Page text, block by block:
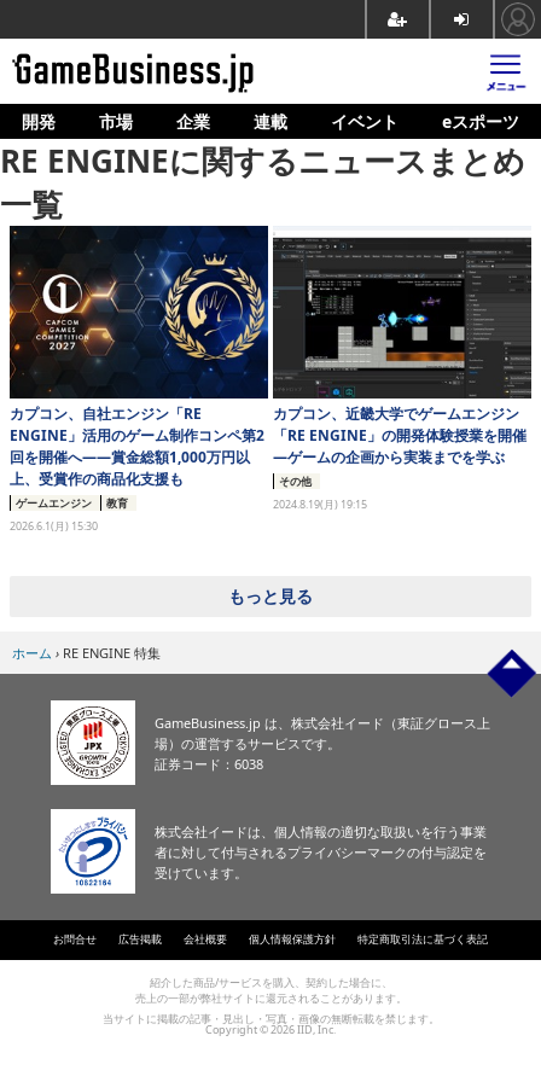
ホーム
ゲーム開発
市場
マネタイズ
企業動向
人材育成
産業政策
連載
イベント/セミナー
開発 市場 企業 連載 イベント eスポーツ
RE ENGINEに関するニュースまとめ
一覧
カプコン、自社エンジン「RE
ENGINE」活用のゲーム制作コンペ第2
回を開催へ――賞金総額1,000万円以
上、受賞作の商品化支援も
ゲームエンジン
教育
2026.6.1(月) 15:30
カプコン、近畿大学でゲームエンジン
「RE ENGINE」の開発体験授業を開催
―ゲームの企画から実装までを学ぶ
その他
2024.8.19(月) 19:15
もっと見る
ホーム › RE ENGINE 特集
GameBusiness.jp は、株式会社イード（東証グロース上
場）の運営するサービスです。
証券コード：6038
株式会社イードは、個人情報の適切な取扱いを行う事業
者に対して付与されるプライバシーマークの付与認定を
受けています。
お問合せ 広告掲載 会社概要 個人情報保護方針 特定商取引法に基づく表記
紹介した商品/サービスを購入、契約した場合に、
売上の一部が弊社サイトに還元されることがあります。
当サイトに掲載の記事・見出し・写真・画像の無断転載を禁じます。
Copyright © 2026 IID, Inc.